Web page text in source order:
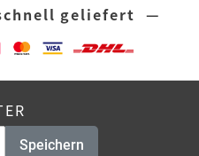
geliefert —
Speichern